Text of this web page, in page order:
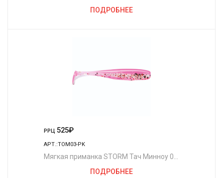
ПОДРОБНЕЕ
РРЦ 525₽
АРТ.:TOM03-PK
Мягкая приманка STORM Тач Минноу 03
ПОДРОБНЕЕ